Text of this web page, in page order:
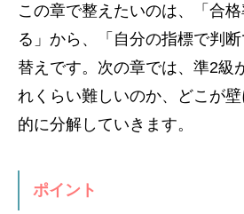
この章で整えたいのは、「合
る」から、「自分の指標で判
替えです。次の章では、準2級
れくらい難しいのか、どこが
的に分解していきます。
ポイント